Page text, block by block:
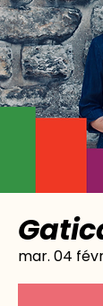
mar. 04